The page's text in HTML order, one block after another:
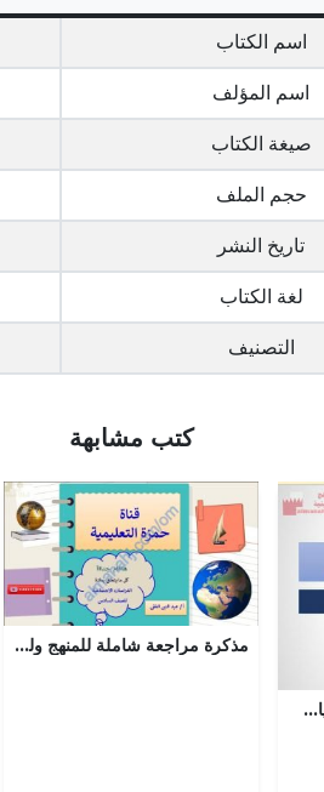
اسم الكتاب
اسم المؤلف
صيغة الكتاب
حجم الملف
تاريخ النشر
لغة الكتاب
التصنيف
كتب مشابهة
ملخص وشرح لدرس المفصليات (علوم) الثالث الثانوي
مذكرة مراجعة شاملة للمنهج وللامتحان النهائي (اجتماعيات) السادس